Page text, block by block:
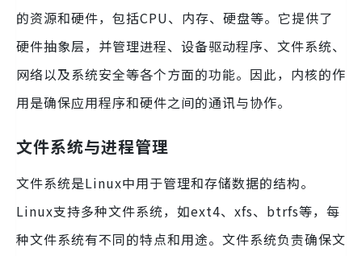
的资源和硬件，包括CPU、内存、硬盘等。它提供了
硬件抽象层，并管理进程、设备驱动程序、文件系统、
网络以及系统安全等各个方面的功能。因此，内核的作
用是确保应用程序和硬件之间的通讯与协作。
文件系统与进程管理
文件系统是Linux中用于管理和存储数据的结构。
Linux支持多种文件系统，如ext4、xfs、btrfs等，每
种文件系统有不同的特点和用途。文件系统负责确保文